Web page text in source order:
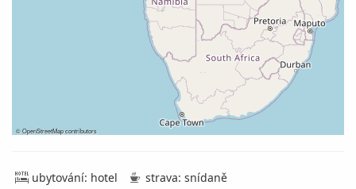
©OpenStreetMapcontributors
ubytování: hotel
strava: snídaně